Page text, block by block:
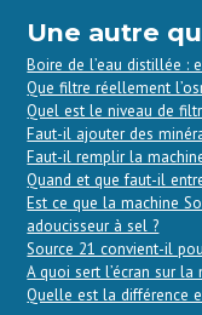
Une autre
Boire de l’eau distillée :
Que filtre réellement
Quel est le niveau de
Faut-il ajouter des
Faut-il remplir la
Quand et que faut-il
Est ce que la machine
adoucisseur à sel ?
Source 21 convient-il
A quoi sert l’écran sur la
Quelle est la différence